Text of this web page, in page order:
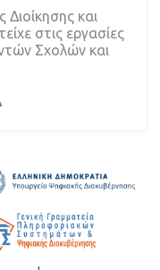
και
στις εργασίες
Σχολών και